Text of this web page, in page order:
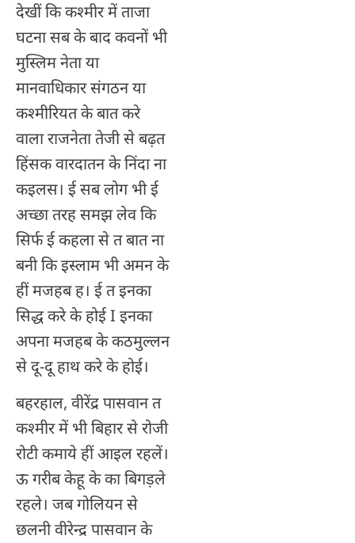
देखीं कि कश्मीर में ताजा
घटना सब के बाद कवनों भी
मुस्लिम नेता या
मानवाधिकार संगठन या
कश्मीरियत के बात करे
वाला राजनेता तेजी से बढ़त
हिंसक वारदातन के निंदा ना
कइलस। ई सब लोग भी ई
अच्छा तरह समझ लेव कि
सिर्फ ई कहला से त बात ना
बनी कि इस्लाम भी अमन के
हीं मजहब ह। ई त इनका
सिद्ध करे के होई I इनका
अपना मजहब के कठमुल्लन
से दू-दू हाथ करे के होई।
बहरहाल, वीरेंद्र पासवान त
कश्मीर में भी बिहार से रोजी
रोटी कमाये हीं आइल रहलें।
ऊ गरीब केहू के का बिगड़ले
रहले। जब गोलियन से
छलनी वीरेन्द्र पासवान के